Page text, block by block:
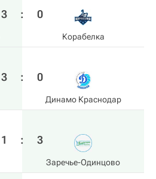
3 : 0
Корабелка
3 : 0
Динамо Краснодар
1 : 3
Заречье-Одинцово